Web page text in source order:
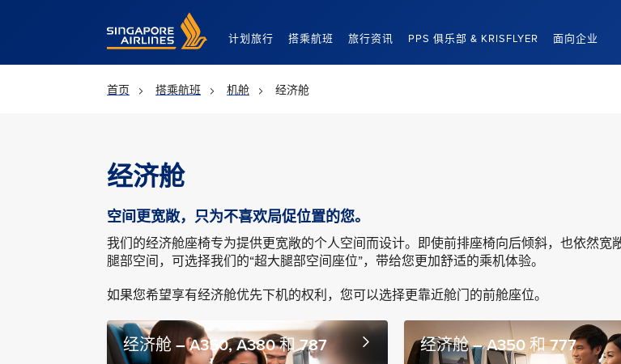
Singapore Airlines Home
计划旅行 搭乘航班 旅行资讯 PPS 俱乐部 & KRISFLYER 面向企业
首页 搭乘航班 机舱 经济舱
经济舱
空间更宽敞，只为不喜欢局促位置的您。
我们的经济舱座椅专为提供更宽敞的个人空间而设计。即使前排座椅向后倾斜，也依然宽
腿部空间，可选择我们的“超大腿部空间座位”，带给您更加舒适的乘机体验。
如果您希望享有经济舱优先下机的权利，您可以选择更靠近舱门的前舱座位。
经济舱 – A350, A380 和 787 经济舱 – A350 和 777